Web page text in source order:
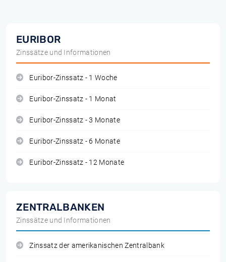
EURIBOR
Zinssätze und Informationen
Euribor-Zinssatz - 1 Woche
Euribor-Zinssatz - 1 Monat
Euribor-Zinssatz - 3 Monate
Euribor-Zinssatz - 6 Monate
Euribor-Zinssatz - 12 Monate
ZENTRALBANKEN
Zinssätze und Informationen
Zinssatz der amerikanischen Zentralbank